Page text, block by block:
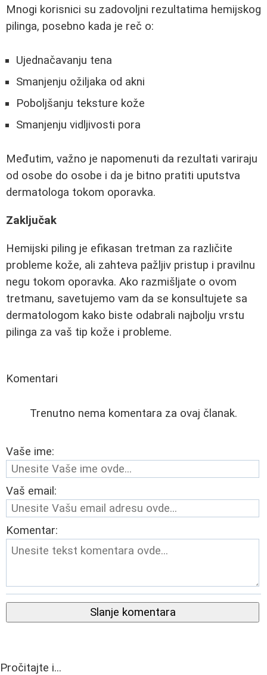
Mnogi korisnici su zadovoljni rezultatima hemijskog
pilinga, posebno kada je reč o:
Ujednačavanju tena
Smanjenju ožiljaka od akni
Poboljšanju teksture kože
Smanjenju vidljivosti pora
Međutim, važno je napomenuti da rezultati variraju
od osobe do osobe i da je bitno pratiti uputstva
dermatologa tokom oporavka.
Zaključak
Hemijski piling je efikasan tretman za različite
probleme kože, ali zahteva pažljiv pristup i pravilnu
negu tokom oporavka. Ako razmišljate o ovom
tretmanu, savetujemo vam da se konsultujete sa
dermatologom kako biste odabrali najbolju vrstu
pilinga za vaš tip kože i probleme.
Komentari
Trenutno nema komentara za ovaj članak.
Vaše ime:
Vaš email:
Komentar:
Slanje komentara
Pročitajte i...